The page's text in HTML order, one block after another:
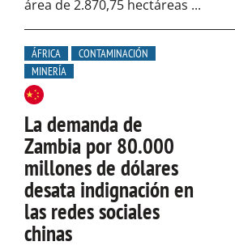
área de 2.870,75 hectáreas ...
ÁFRICA
CONTAMINACIÓN
MINERÍA
La demanda de
Zambia por 80.000
millones de dólares
desata indignación en
las redes sociales
chinas